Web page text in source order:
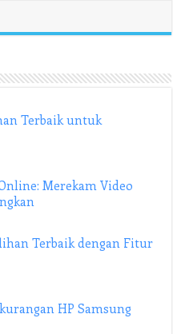
Terbaik untuk
Merekam Video
Terbaik dengan Fitur
HP Samsung